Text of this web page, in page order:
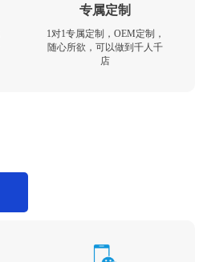
专属定制
1对1专属定制，OEM定制，
随心所欲，可以做到千人千
店